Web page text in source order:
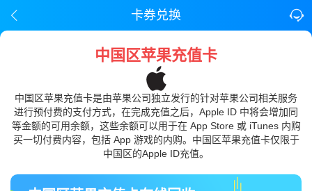
卡券兑换
中国区苹果充值卡
中国区苹果充值卡是由苹果公司独立发行的针对苹果公司相关服务
进行预付费的支付方式，在完成充值之后，Apple ID 中将会增加同
等金额的可用余额，这些余额可以用于在 App Store 或 iTunes 内购
买一切付费内容，包括 App 游戏的内购。中国区苹果充值卡仅限于
中国区的Apple ID充值。